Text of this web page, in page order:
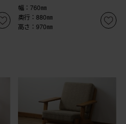
幅：760㎜
奥行：880㎜
高さ：970㎜